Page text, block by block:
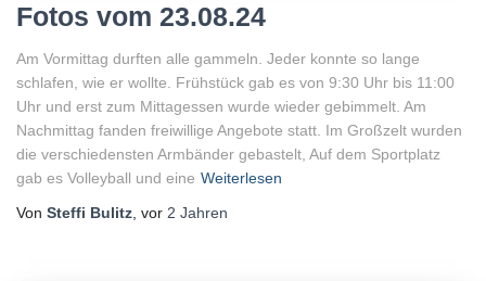
Fotos vom 23.08.24
Am Vormittag durften alle gammeln. Jeder konnte so lange
schlafen, wie er wollte. Frühstück gab es von 9:30 Uhr bis 11:00
Uhr und erst zum Mittagessen wurde wieder gebimmelt. Am
Nachmittag fanden freiwillige Angebote statt. Im Großzelt wurden
die verschiedensten Armbänder gebastelt, Auf dem Sportplatz
gab es Volleyball und eine Weiterlesen
Von Steffi Bulitz, vor 2 Jahren